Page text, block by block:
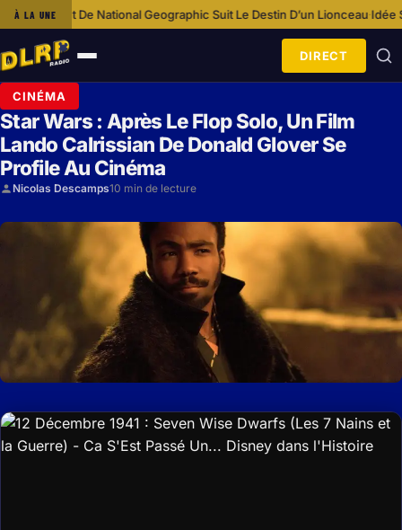
À LA UNE
National Geographic Suit Le Destin D’un Lionceau·Idée Shopping :
Ouvrir
le
menu
DIRECT
CINÉMA
Star Wars : Après Le Flop Solo, Un Film
Lando Calrissian De Donald Glover Se
Profile Au Cinéma
Nicolas Descamps10 min de lecture